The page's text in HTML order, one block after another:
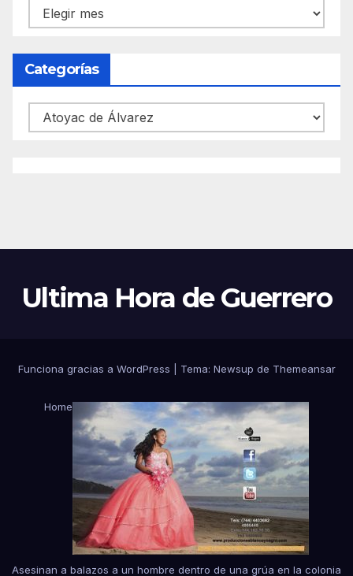
Archivos
Categorías
Categorías
Ultima Hora de Guerrero
Funciona gracias a WordPress Tema: Newsup de Themeansar
Home
Asesinan a balazos a un hombre dentro de una grúa en la colonia